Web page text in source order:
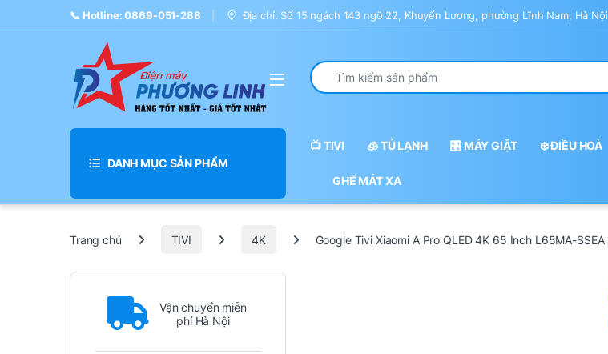
Skip to navigation
Skip to content📞 Hotline: 0869-051-288 Địa chỉ: Số 15 ngách 143 ngõ 22, Khuyến Lương, phường Lĩnh Nam, Hà Nội
Search for:
DANH MỤC SẢN PHẨM
📺 TIVI 🧊 TỦ LẠNH 🎛️ MÁY GIẶT ❄️ ĐIỀU HOÀ
GHẾ MÁT XA
Trang chủ TIVI 4K Google Tivi Xiaomi A Pro QLED 4K 65 Inch L65MA-SSEA
Vận chuyển miễn
phí Hà Nội